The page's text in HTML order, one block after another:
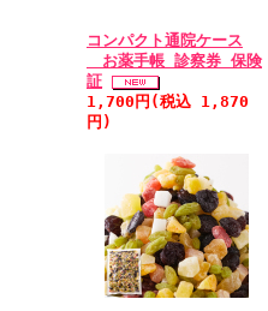
コンパクト通院ケース
お薬手帳 診察券 保険
証
1,700円(税込 1,870
円)